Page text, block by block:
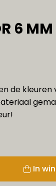
6
de
In